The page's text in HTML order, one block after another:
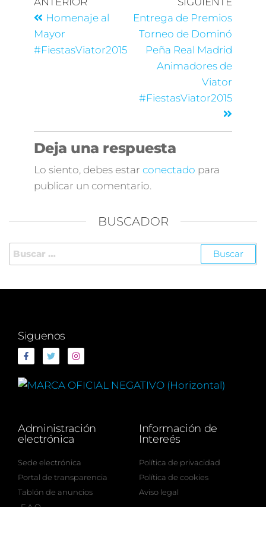
Homenaje al
Mayor
#FiestasViator2015
Entrega de Premios
Torneo de Dominó
Peña Real Madrid
Animadores de
Viator
#FiestasViator2015
Deja una respuesta
Lo siento, debes estar conectado para
publicar un comentario.
BUSCADOR
Siguenos
Administración
electrónica
Sede electrónica
Portal de transparencia
Tablón de anuncios
F.A.Q.
Información de
Intereés
Política de privacidad
Política de cookies
Aviso legal